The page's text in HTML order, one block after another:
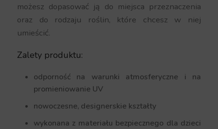
możesz dopasować ją do miejsca przeznaczenia
oraz do rodzaju roślin, które chcesz w niej
umieścić.
Zalety produktu:
odporność na warunki atmosferyczne i na
promieniowanie UV
nowoczesne, designerskie kształty
wykonana z materiału bezpiecznego dla dzieci